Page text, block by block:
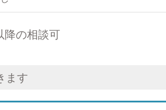
降の相談可
ます